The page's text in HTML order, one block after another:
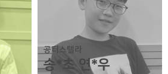
공터스텔라
송*초 연*우